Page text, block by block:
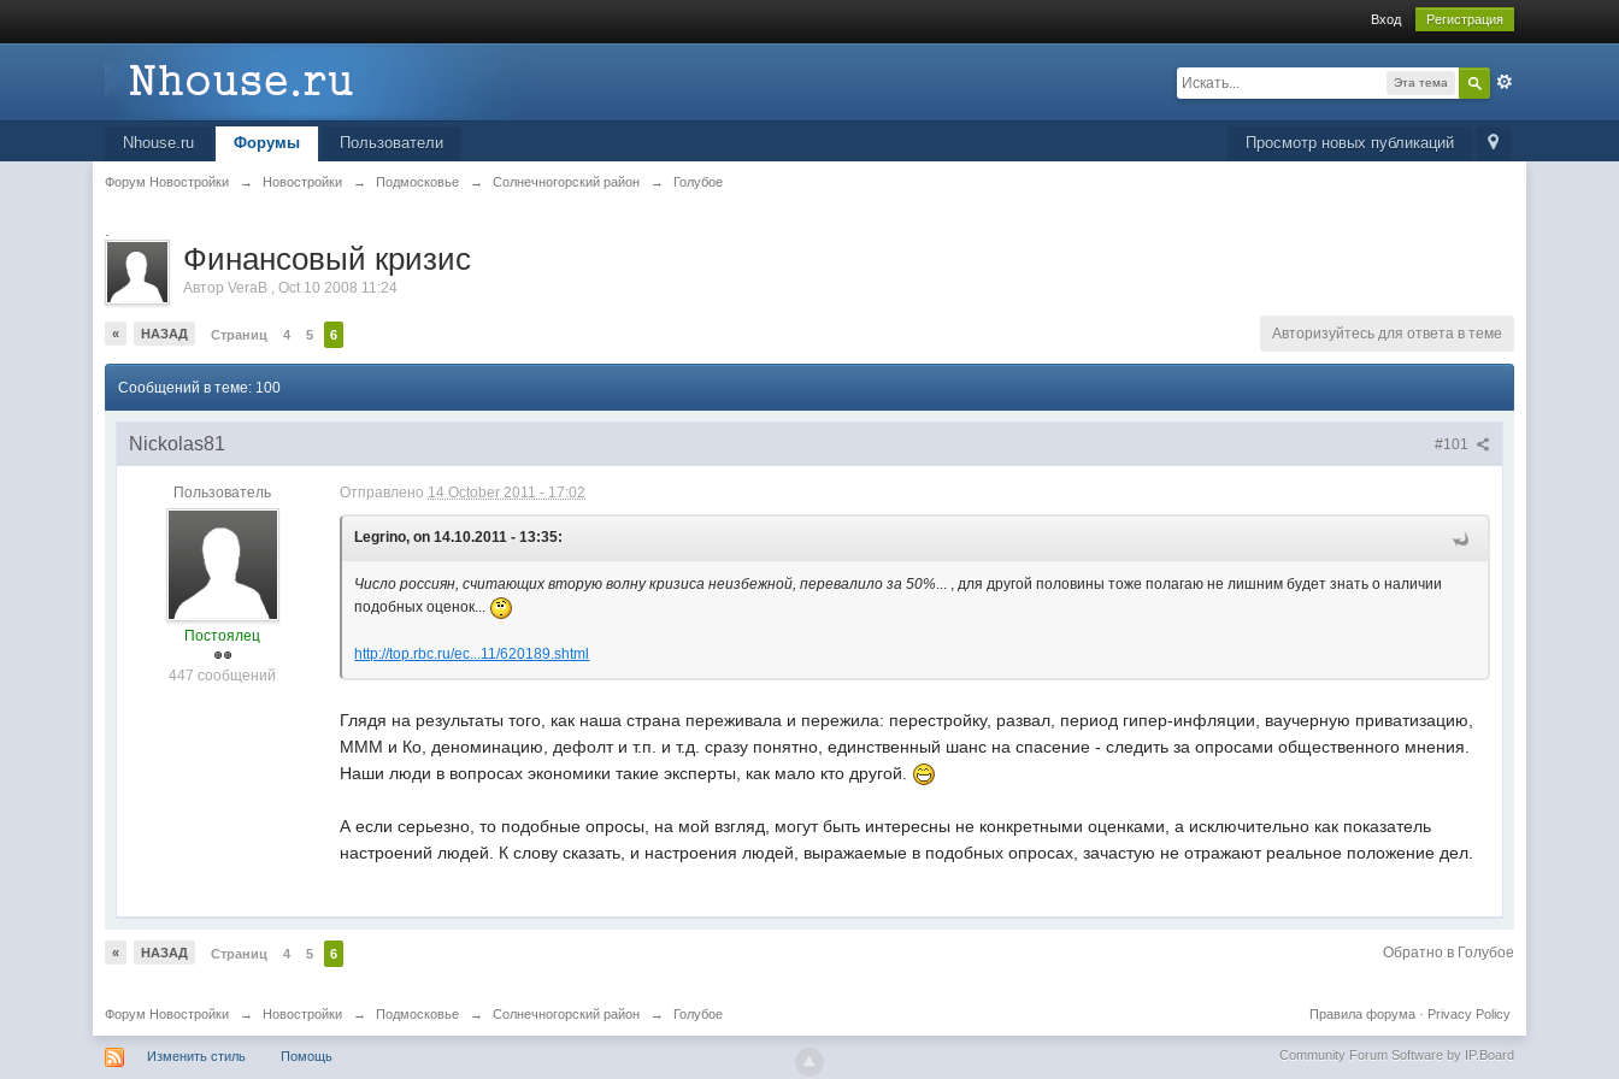
Вход Регистрация
Эта тема
Просмотр новых публикаций
Nhouse.ru Форумы Пользователи
Форум Новостройки → Новостройки → Подмосковье → Солнечногорский район → Голубое
.
Финансовый кризис
АвторVeraB ,Oct 10 2008 11:24
« НАЗАД Страниц 4 5 6 Авторизуйтесь для ответа в теме
Сообщений в теме: 100
#101
Nickolas81
Пользователь
Постоялец
447 сообщений
Отправлено 14 October 2011 - 17:02
Legrino, on 14.10.2011 - 13:35:
Число россиян, считающих вторую волну кризиса неизбежной, перевалило за 50%... , для другой половины тоже полагаю не лишним будет знать о наличии
подобных оценок...
http://top.rbc.ru/ec...11/620189.shtml
Глядя на результаты того, как наша страна переживала и пережила: перестройку, развал, период гипер-инфляции, ваучерную приватизацию,
МММ и Ко, деноминацию, дефолт и т.п. и т.д. сразу понятно, единственный шанс на спасение - следить за опросами общественного мнения.
Наши люди в вопросах экономики такие эксперты, как мало кто другой.
А если серьезно, то подобные опросы, на мой взгляд, могут быть интересны не конкретными оценками, а исключительно как показатель
настроений людей. К слову сказать, и настроения людей, выражаемые в подобных опросах, зачастую не отражают реальное положение дел.
« НАЗАД Страниц 4 5 6 Обратно в Голубое
Форум Новостройки → Новостройки → Подмосковье → Солнечногорский район → Голубое Privacy Policy
Правила форума·
Изменить стиль Помощь Community Forum Software by IP.Board